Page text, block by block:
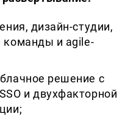
дизайн-студии,
команды и agile-
решение с
и двухфакторной